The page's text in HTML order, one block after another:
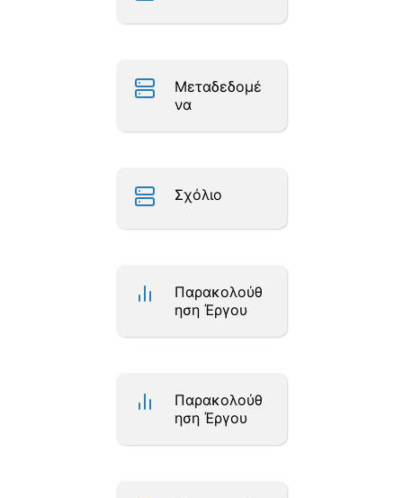
Μεταδεδομέ
να
Σχόλιο
Παρακολούθ
ηση Έργου
Παρακολούθ
ηση Έργου